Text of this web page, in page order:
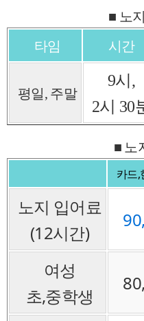
■ 노
타임
시간
평일, 주말
9시,
2시 30
■ 노
카드,
노지 입어료
(12시간)
여성
초,중학생